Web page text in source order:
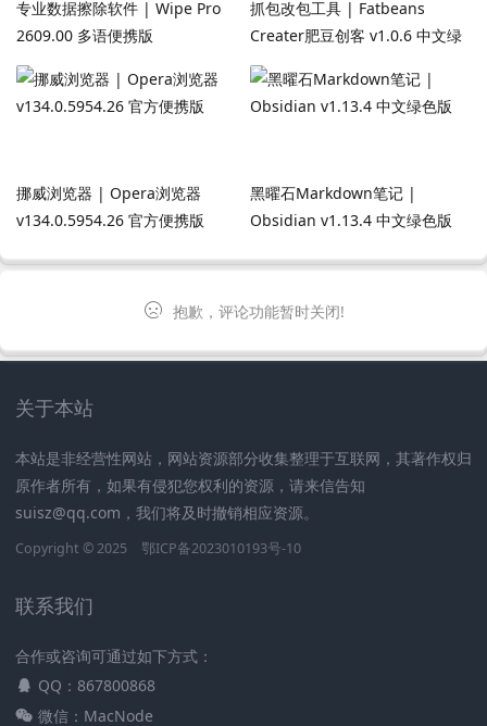
专业数据擦除软件 | Wipe Pro
2609.00 多语便携版
抓包改包工具 | Fatbeans
Creater肥豆创客 v1.0.6 中文绿
色版
挪威浏览器 | Opera浏览器
v134.0.5954.26 官方便携版
黑曜石Markdown笔记 |
Obsidian v1.13.4 中文绿色版
抱歉，评论功能暂时关闭!
关于本站
本站是非经营性网站，网站资源部分收集整理于互联网，其著作权归
原作者所有，如果有侵犯您权利的资源，请来信告知
suisz@qq.com，我们将及时撤销相应资源。
Copyright © 2025 鄂ICP备2023010193号-10
联系我们
合作或咨询可通过如下方式：
QQ：867800868
微信：MacNode